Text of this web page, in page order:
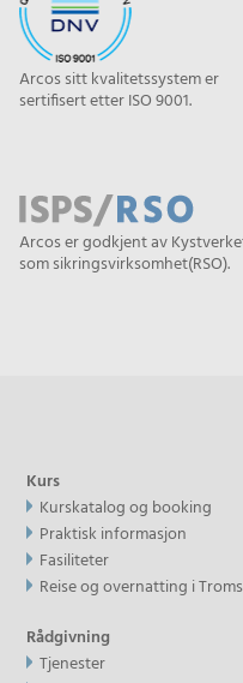
Arcos sitt kvalitetssystem er
sertifisert etter ISO 9001.
Arcos er godkjent av
som sikringsvirksomhet(RSO).
Kurs
Kurskatalog og booking
Praktisk informasjon
Fasiliteter
Reise og overnatting i
Rådgivning
Tjenester